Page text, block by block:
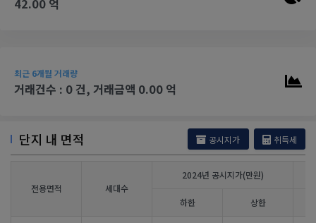
42.00 억
최근 6개월 거래량
거래건수 : 0 건, 거래금액 0.00 억
단지 내 면적 공시지가 취득세
전용면적 세대수
2024년 공시지가(만원)
하한 상한